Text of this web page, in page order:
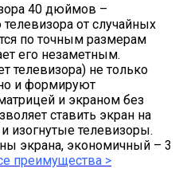
40 дюймов –
от случайных
по точным размерам
его незаметным.
телевизора) не только
и формируют
и экраном без
ставить экран на
изогнутые телевизоры.
экрана, экономичный – 3
преимущества >